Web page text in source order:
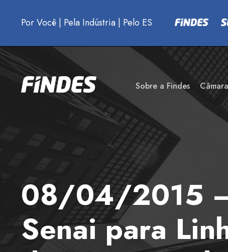
Por Você | Pela Indústria | Pelo ES
Sobre a Findes
08/04/2015 –
Senai para